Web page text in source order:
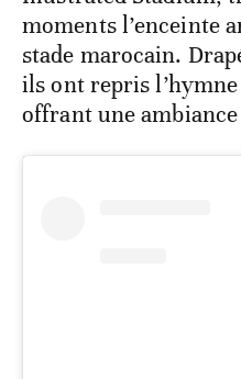
moments l’enceinte
stade marocain.
ils ont repris
offrant une